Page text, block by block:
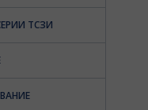
ТСЗИ